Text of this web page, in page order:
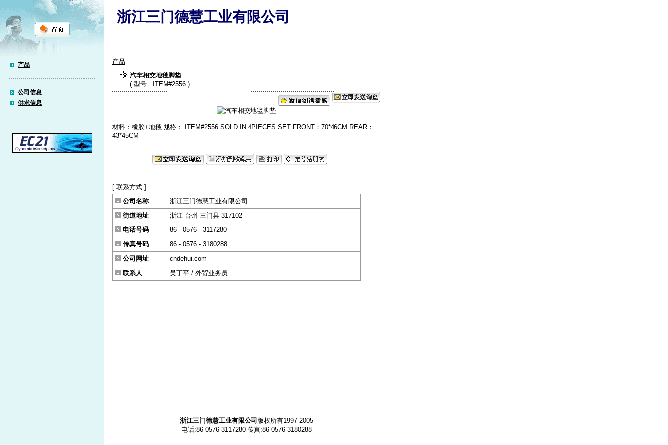
产品
公司信息
供求信息
浙江三门德慧工业有限公司
产品
汽车相交地毯脚垫
( 型号 : ITEM#2556 )
材料：橡胶+地毯 规格： ITEM#2556 SOLD IN 4PIECES SET FRONT：70*46CM REAR：
43*45CM
[ 联系方式 ]
公司名称
浙江三门德慧工业有限公司
街道地址
浙江 台州 三门县 317102
电话号码
86 - 0576 - 3117280
传真号码
86 - 0576 - 3180288
公司网址
cndehui.com
联系人
吴丁平 / 外贸业务员
浙江三门德慧工业有限公司 版权所有1997-2005
电话:86-0576-3117280 传真:86-0576-3180288